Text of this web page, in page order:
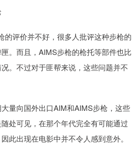
的评价并不好，很多人批评这种步枪的
。而且，AIMS步枪的枪托等部件也比
。不过对于匪帮来说，这些问题并不
量向国外出口AIM和AIMS步枪，这些
处可见，在那个年代完全有可能通过
此出现在电影中并不令人感到意外。